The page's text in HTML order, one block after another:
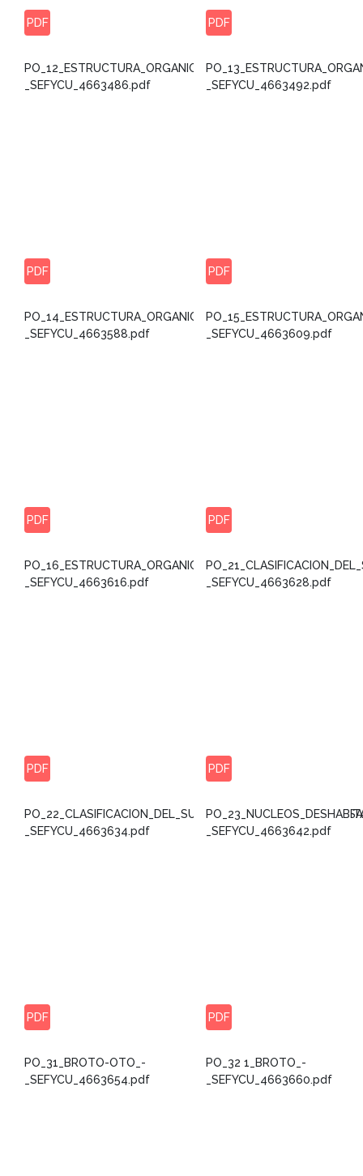
PDF
PO_12_ESTRUCTURA_ORGANICA_-
_SEFYCU_4663486.pdf
PDF
_SEFYCU_4663492.pdf
PDF
PO_14_ESTRUCTURA_ORGANICA_-
_SEFYCU_4663588.pdf
PDF
_SEFYCU_4663609.pdf
PDF
PO_16_ESTRUCTURA_ORGANICA_-
_SEFYCU_4663616.pdf
PDF
_SEFYCU_4663628.pdf
PDF
_SEFYCU_4663634.pdf
PDF
_SEFYCU_4663642.pdf
PDF
PO_31_BROTO-OTO_-
_SEFYCU_4663654.pdf
PDF
PO_32 1_BROTO_-
_SEFYCU_4663660.pdf